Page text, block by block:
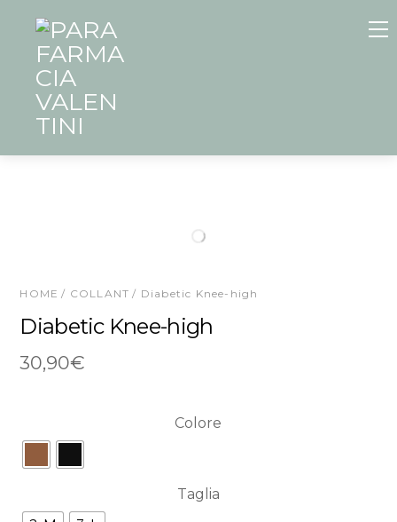
content
HOME / COLLANT / Diabetic Knee-high
Diabetic Knee-high
30,90€
Colore
Taglia